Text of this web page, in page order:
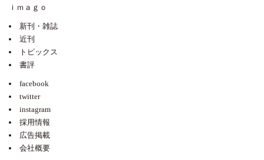
ｉｍａｇｏ
新刊・雑誌
近刊
トピックス
書評
facebook
twitter
instagram
採用情報
広告掲載
会社概要